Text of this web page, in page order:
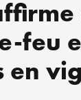
feu
en